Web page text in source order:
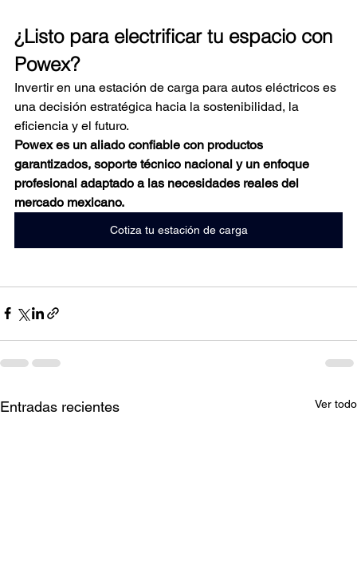
¿Listo para electrificar tu espacio con
Powex?
Invertir en una estación de carga para autos eléctricos es
una decisión estratégica hacia la sostenibilidad, la
eficiencia y el futuro.
Powex es un aliado confiable con productos
garantizados, soporte técnico nacional y un enfoque
profesional adaptado a las necesidades reales del
mercado mexicano.
Cotiza tu estación de carga
Entradas recientes Ver todo